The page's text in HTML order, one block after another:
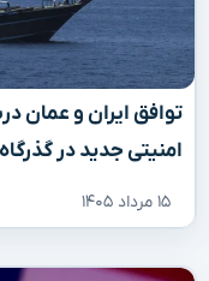
توافق ایران و عمان
امنیتی جدید در
۱۵ مرداد ۱۴۰۵